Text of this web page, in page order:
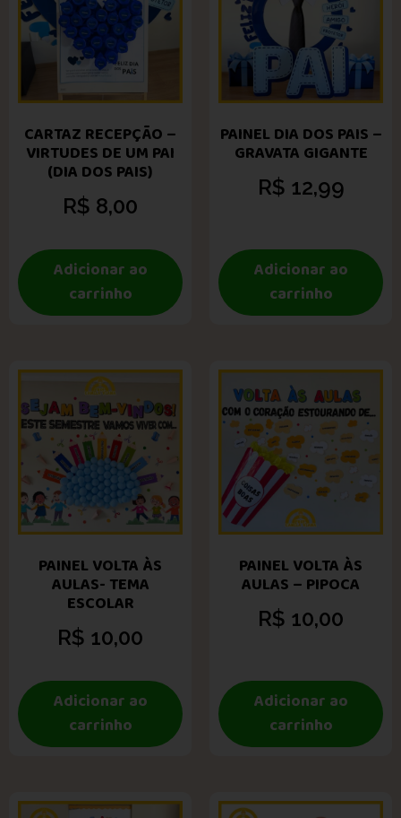
CARTAZ RECEPÇÃO –
VIRTUDES DE UM PAI
(DIA DOS PAIS)
R$ 8,00
Adicionar ao
carrinho
PAINEL DIA DOS PAIS –
GRAVATA GIGANTE
R$ 12,99
Adicionar ao
carrinho
PAINEL VOLTA ÀS
AULAS- TEMA
ESCOLAR
R$ 10,00
Adicionar ao
carrinho
PAINEL VOLTA ÀS
AULAS – PIPOCA
R$ 10,00
Adicionar ao
carrinho